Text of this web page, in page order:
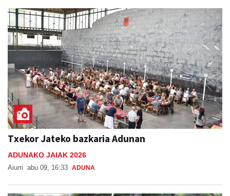
Txekor Jateko bazkaria Adunan
ADUNAKO JAIAK 2026
Aiurri abu 09, 16:33 ADUNA